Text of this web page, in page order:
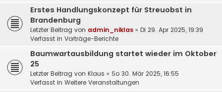
Erstes Handlungskonzept für Streuobst in
Brandenburg
Letzter Beitrag von admin_niklas « Di 29. Apr 2025, 19:39
Verfasst in Vorträge-Berichte
Baumwartausbildung startet wieder im Oktober
25
Letzter Beitrag von Klaus « So 30. Mär 2025, 16:55
Verfasst in Weitere Veranstaltungen